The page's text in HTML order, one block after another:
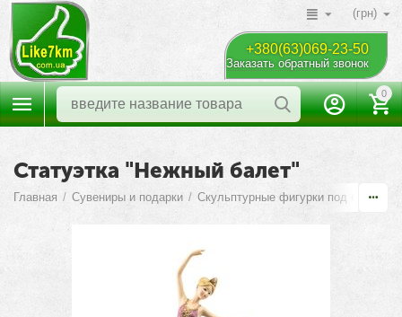
(грн)
+380(63)069-23-50
Заказать обратный звонок
0
Статуэтка "Нежный балет"
Главная / Сувениры и подарки / Скульптурные фигурки под бронзу